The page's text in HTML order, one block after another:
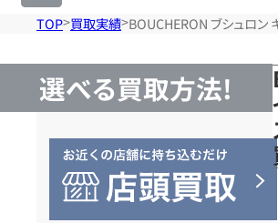
TOP 買取実績 BOUCHERON ブシュロン
選べる買取方法!